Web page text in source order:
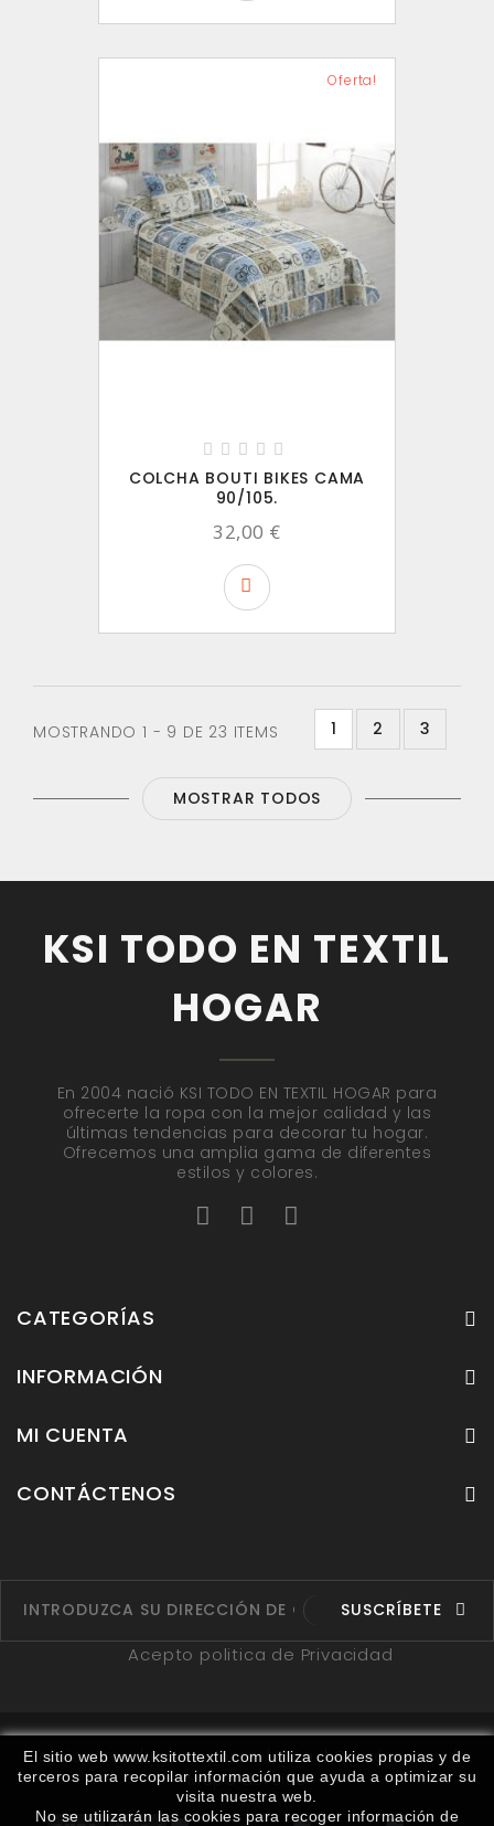
Oferta!
COLCHA BOUTI BIKES CAMA
90/105.
32,00 €
MOSTRANDO 1 - 9 DE 23 ITEMS 1 2 3
MOSTRAR TODOS
KSI TODO EN TEXTIL
HOGAR
En 2004 nació KSI TODO EN TEXTIL HOGAR para
ofrecerte la ropa con la mejor calidad y las
últimas tendencias para decorar tu hogar.
Ofrecemos una amplia gama de diferentes
estilos y colores.
CATEGORÍAS
INFORMACIÓN
MI CUENTA
CONTÁCTENOS
El sitio web www.ksitottextil.com utiliza cookies propias y de
terceros para recopilar información que ayuda a optimizar su
visita nuestra web.
No se utilizarán las cookies para recoger información de
SUSCRÍBETE
Acepto politica de Privacidad
Fabricantes Proveedores Ruta
Contáctenos
Mapa del sitio